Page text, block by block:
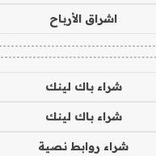
اشراق الأرباح
شراء باك لينك
شراء باك لينك
شراء روابط نصية